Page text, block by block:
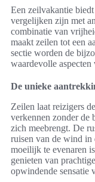
Een zeilvakantie
vergelijken zijn met
combinatie van
maakt zeilen tot een
sectie worden de
waardevolle aspecten
De unieke
Zeilen laat reizigers
verkennen zonder de
zich meebrengt. De
ruisen van de wind in
moeilijk te evenaren
genieten van
opwindende sensatie